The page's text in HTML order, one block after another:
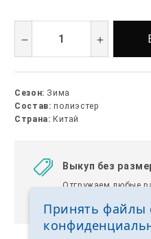
Сезон: Зима
Состав: полиэстер
Страна: Китай
Выкуп без
Отгружаем любые
Принять файлы